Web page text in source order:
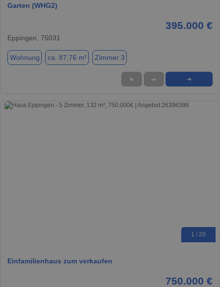
Garten (WHG2)
395.000 €
Eppingen, 75031
Wohnung ca. 87,76 m² Zimmer 3
★ ➦ ➜
1 / 20
Einfamilienhaus zum verkaufen
750.000 €